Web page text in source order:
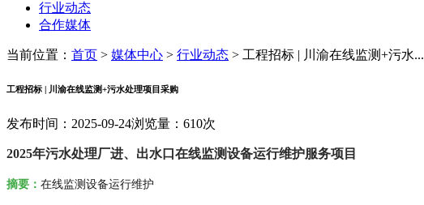
行业动态
合作媒体
当前位置： 首页 > 媒体中心 > 行业动态 > 工程招标 | 川渝在线监测+污水...
工程招标 | 川渝在线监测+污水处理项目采购
发布时间：2025-09-24浏览量：610次
2025年污水处理厂进、出水口在线监测设备运行维护服务项目
摘要 ： 在线监测设备运行维护